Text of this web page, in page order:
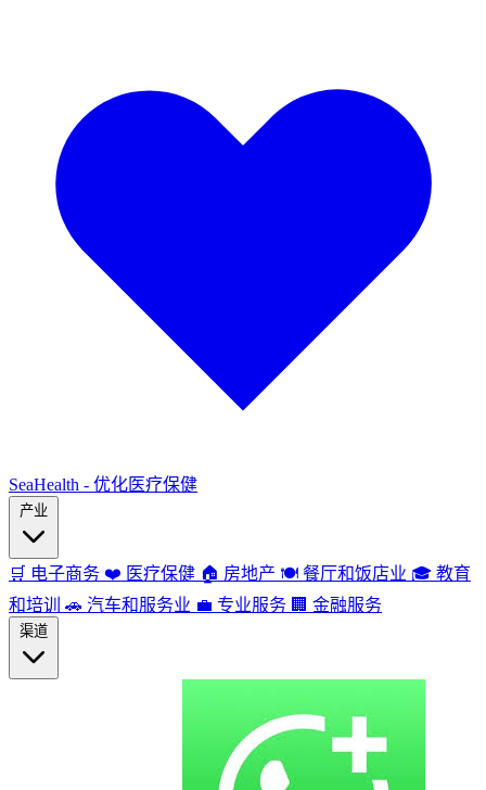
SeaHealth - 优化医疗保健
🛒 电子商务 ❤️ 医疗保健 🏠 房地产 🍽️ 餐厅和饭店业 🎓 教育
和培训 🚗 汽车和服务业 💼 专业服务 🏢 金融服务